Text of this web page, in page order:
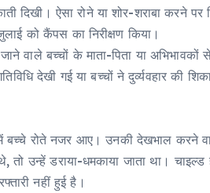
दिखी। ऐसा रोने या शोर-शराबा करने पर
को कैंपस का निरीक्षण किया।
बच्चों के माता-पिता या अभिभावकों
देखी गई या बच्चों ने दुर्व्यवहार की
रोते नजर आए। उनकी देखभाल करने
तो उन्हें डराया-धमकाया जाता था।
नहीं हुई है।